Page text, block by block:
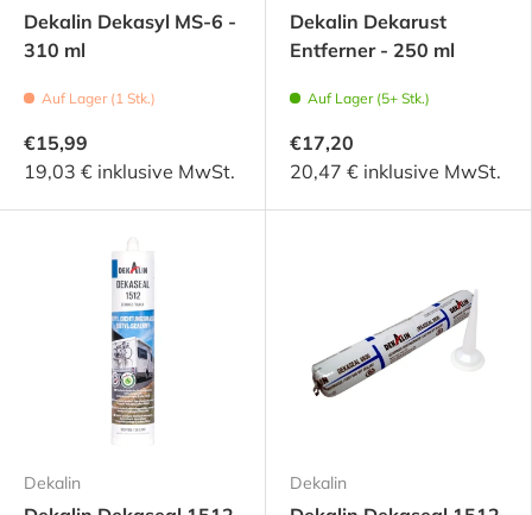
Dekalin Dekasyl MS-6 -
310 ml
Auf Lager (1 Stk.)
€15,99
19,03 € inklusive MwSt.
Dekalin Dekarust
Entferner - 250 ml
Auf Lager (5+ Stk.)
€17,20
20,47 € inklusive MwSt.
Dekalin Dekalin